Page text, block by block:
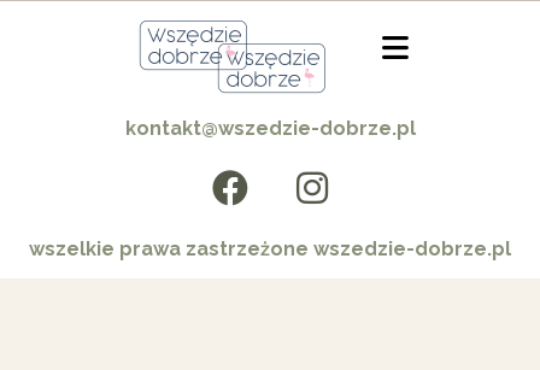
kontakt@wszedzie-dobrze.pl
wszelkie prawa zastrzeżone wszedzie-dobrze.pl